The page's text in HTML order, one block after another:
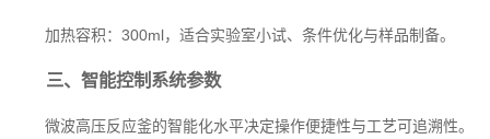
加热容积：300ml，适合实验室小试、条件优化与样品制备。
三、智能控制系统参数
微波高压反应釜的智能化水平决定操作便捷性与工艺可追溯性。